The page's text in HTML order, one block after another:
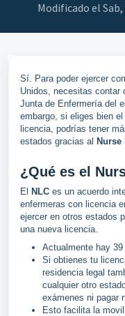
Modificado el Sab,
Sí. Para poder ejercer
Unidos, necesitas contar
Junta de Enfermería del
embargo, si eliges bien
licencia, podrías tener
estados gracias al Nurse
¿Qué es el
El NLC es un acuerdo
enfermeras con licencia
ejercer en otros estados
una nueva licencia.
Actualmente hay
Si obtienes tu
residencia legal
cualquier otro
exámenes ni pagar
Esto facilita la